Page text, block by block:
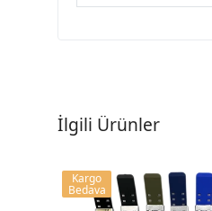
İlgili Ürünler
Kargo
Bedava